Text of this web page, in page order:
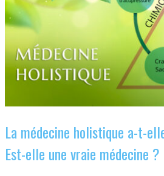
La médecine holistique a-t-
Est-elle une vraie médecine ?